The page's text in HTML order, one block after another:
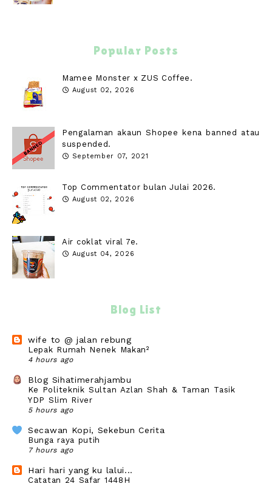
Popular Posts
Mamee Monster x ZUS Coffee.
August 02, 2026
Pengalaman akaun Shopee kena banned atau
suspended.
September 07, 2021
Top Commentator bulan Julai 2026.
August 02, 2026
Air coklat viral 7e.
August 04, 2026
Blog List
wife to @ jalan rebung
Lepak Rumah Nenek Makan²
4 hours ago
Blog Sihatimerahjambu
Ke Politeknik Sultan Azlan Shah & Taman Tasik
YDP Slim River
5 hours ago
Secawan Kopi, Sekebun Cerita
Bunga raya putih
7 hours ago
Hari hari yang ku lalui...
Catatan 24 Safar 1448H